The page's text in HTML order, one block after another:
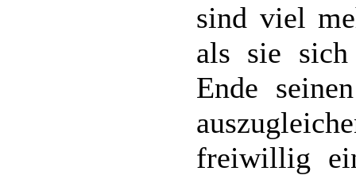
sind viel
als sie
Ende
freiwillig